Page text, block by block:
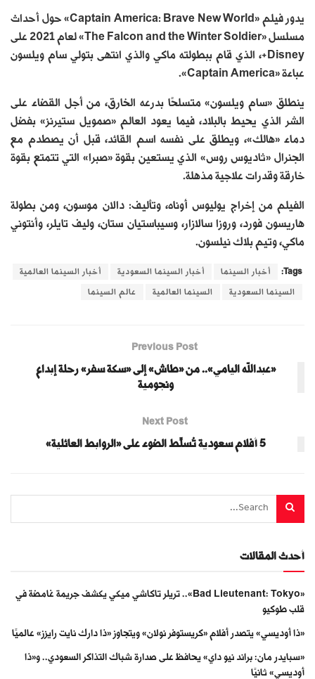
يدور فيلم «Captain America: Brave New World» حول أحداث
مسلسل «The Falcon and the Winter Soldier» لعام 2021 على
Disney+، الذي قام ببطولته ماكي والذي انتهى بتولي سام ويلسون
عباءة «Captain America».
ينطلق «سام ويلسون» متسلحًا بدرعه الخارق، من أجل القضاء على
الشر الذي يحيط بالبلاد، فيما يعود العالم «صمويل ستيرنز» بفضل
دماء «هالك»، ويطلق على نفسه اسم القائد، قبل أن يصطدم مع
الجنرال «ثاديوس روس» الذي يستعين بقوة «صبرا» التي تتمتع بقوة
خارقة وقدرات علاجية مذهلة.
الفيلم من ﺇﺧﺮاﺝ يوليوس أوناه، وﺗﺄﻟﻴﻒ: دالان موسون، ومن بطولة
هاريسون فورد، وروزا سالازار، وسيباستيان ستان، وليف تايلر، وأنتوني
ماكي، وتيم بلاك نيلسون.
Tags: أخبار السينما أخبار السينما السعودية أخبار السينما العالمية
السينما السعودية السينما العالمية عالم السينما
Previous Post
«عبدالله اليامي».. من «طاش» إلى «سكة سفر» رحلة إبداع
ونجومية
Next Post
5 أفلام سعودية تُسلِّط الضوء على «الروابط العائلية»
أحدث المقالات
«Bad Lieutenant: Tokyo».. تريلر تاكاشي ميكي يكشف جريمة غامضة في
قلب طوكيو
«ذا أوديسي» يتصدر أفلام «كريستوفر نولان» ويتجاوز «ذا دارك نايت رايزز» عالميًا
«سبايدر مان: براند نيو داي» يحافظ على صدارة شباك التذاكر السعودي.. و«ذا
أوديسي» ثانيًا